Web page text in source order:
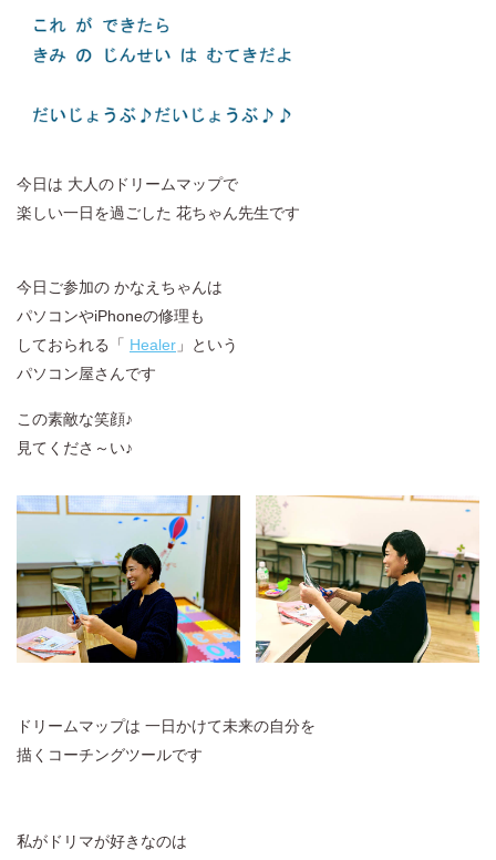
今日は 大人のドリームマップで
楽しい一日を過ごした 花ちゃん先生です
今日ご参加の かなえちゃんは
パソコンやiPhoneの修理も
しておられる「 Healer 」という
パソコン屋さんです
この素敵な笑顔♪
見てくださ～い♪
ドリームマップは 一日かけて未来の自分を
描くコーチングツールです
私がドリマが好きなのは